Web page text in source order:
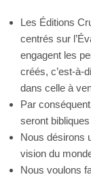
Les Éditions
centrés sur
engagent les
créés, c’est-à-
dans celle à
Par
seront
Nous désirons
vision du
Nous voulons